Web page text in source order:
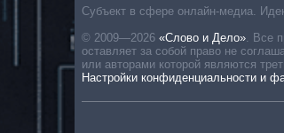
Субъект в сфере онлайн-медиа.
© 2009—2026 «Слово и Дело»
Все
оставляет за собой право не
или авторами которой являются
Настройки конфиденциальности и